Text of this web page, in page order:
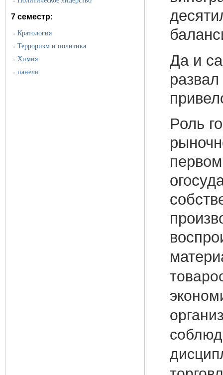
7 семестр:
» Кратология
» Терроризм и политика
» Химия
» панели
Да и
Роль